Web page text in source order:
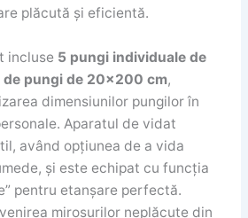
plăcută și eficientă.
incluse 5 pungi individuale de
pungi de 20×200 cm,
dimensiunilor pungilor în
Aparatul de vidat
având opțiunea de a vida
și este echipat cu funcția
pentru etanșare perfectă.
mirosurilor neplăcute din